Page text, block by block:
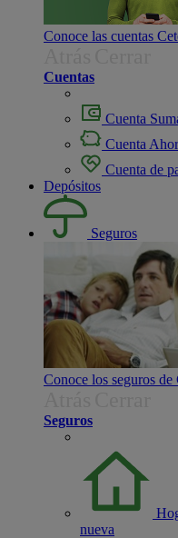
Conoce las cuentas
Cuentas
Cuenta
Cuenta
Cuenta de
Depósitos
Seguros
Conoce los seguros de
Seguros
nueva